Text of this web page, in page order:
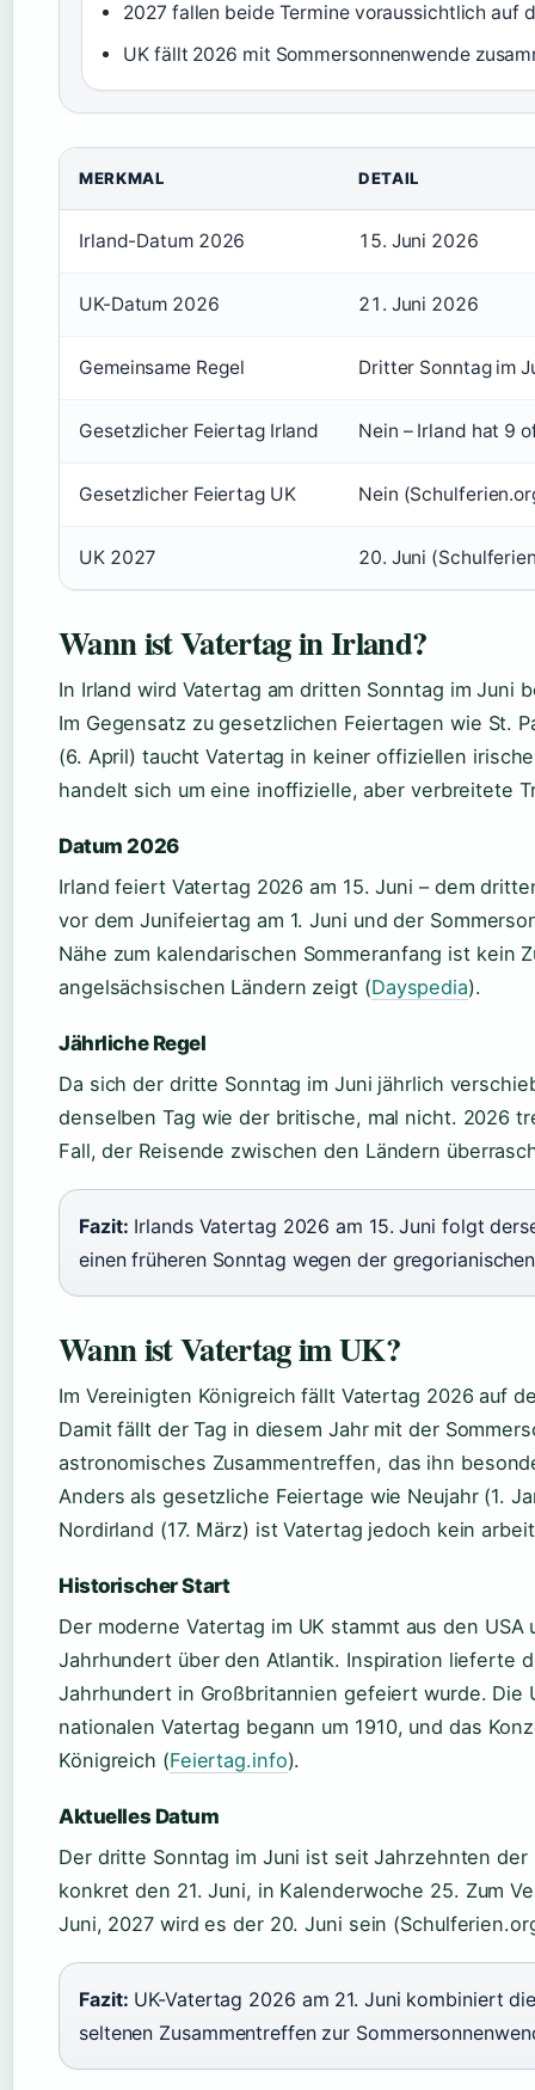
2027 fallen beide Termine voraussichtlich auf
UK fällt 2026 mit Sommersonnenwende
MERKMAL DETAIL
Irland-Datum 2026 15. Juni 2026
UK-Datum 2026 21. Juni 2026
Gemeinsame Regel Dritter Sonntag im
Gesetzlicher Feiertag Irland Nein – Irland hat 9
Gesetzlicher Feiertag UK Nein
UK 2027 20. Juni
Wann ist Vatertag in Irland?
In Irland wird Vatertag am dritten Sonntag im Juni
Im Gegensatz zu gesetzlichen Feiertagen wie St.
(6. April) taucht Vatertag in keiner offiziellen
handelt sich um eine inoffizielle, aber verbreitete
Datum 2026
Irland feiert Vatertag 2026 am 15. Juni – dem
vor dem Junifeiertag am 1. Juni und der
Nähe zum kalendarischen Sommeranfang ist kein
angelsächsischen Ländern zeigt (Dayspedia).
Jährliche Regel
Da sich der dritte Sonntag im Juni jährlich
denselben Tag wie der britische, mal nicht. 2026
Fall, der Reisende zwischen den Ländern
Fazit: Irlands Vatertag 2026 am 15. Juni folgt
einen früheren Sonntag wegen der
Wann ist Vatertag im UK?
Im Vereinigten Königreich fällt Vatertag 2026 auf
Damit fällt der Tag in diesem Jahr mit der
astronomisches Zusammentreffen, das ihn
Anders als gesetzliche Feiertage wie Neujahr (1.
Nordirland (17. März) ist Vatertag jedoch kein
Historischer Start
Der moderne Vatertag im UK stammt aus den
Jahrhundert über den Atlantik. Inspiration lieferte
Jahrhundert in Großbritannien gefeiert wurde. Die
nationalen Vatertag begann um 1910, und das
Königreich (Feiertag.info).
Aktuelles Datum
Der dritte Sonntag im Juni ist seit Jahrzehnten
konkret den 21. Juni, in Kalenderwoche 25. Zum
Juni, 2027 wird es der 20. Juni sein
Fazit: UK-Vatertag 2026 am 21. Juni kombiniert
seltenen Zusammentreffen zur